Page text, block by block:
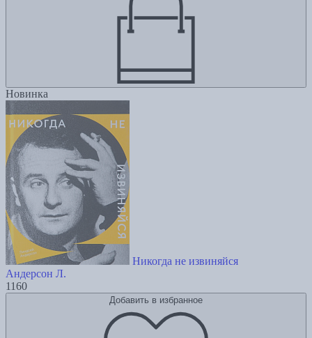
Новинка
Никогда не извиняйся
Андерсон Л.
1160
Добавить в избранное